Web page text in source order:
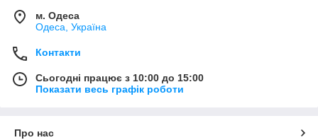
м. Одеса
Одеса, Україна
Контакти
Сьогодні працює з 10:00 до 15:00
Показати весь графік роботи
Про нас